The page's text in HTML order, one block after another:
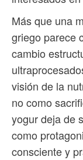
Más que una
griego parece
cambio
visión de la
no como
yogur deja de
como
consciente y